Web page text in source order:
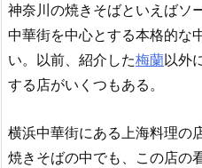
神奈川の焼きそばといえばソ
中華街を中心とする本格的な
い。以前、紹介した梅蘭以外
する店がいくつもある。
横浜中華街にある上海料理の
焼きそばの中でも、この店の